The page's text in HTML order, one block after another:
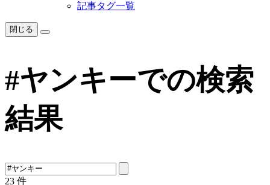
記事タグ一覧
閉じる
#ヤンキーでの検索
結果
23 件